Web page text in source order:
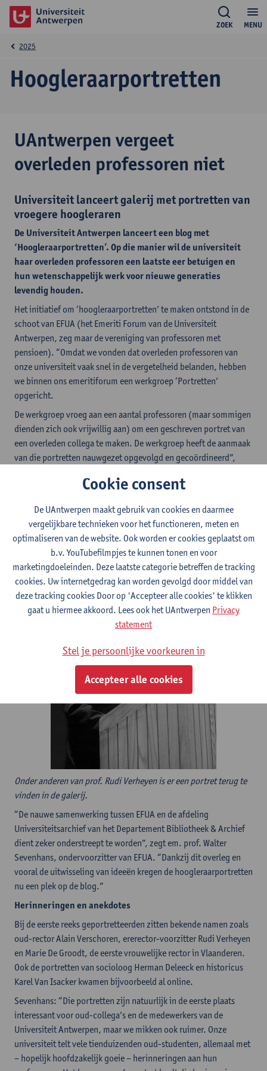
MENU
ZOEK
Hoogleraarportretten
2025
UAntwerpen vergeet
overleden professoren niet
Universiteit lanceert galerij met portretten van
vroegere hoogleraren
De Universiteit Antwerpen lanceert een blog met
‘Hoogleraarportretten’. Op die manier wil de universiteit
haar overleden professoren een laatste eer betuigen en
hun wetenschappelijk werk voor nieuwe generaties
levendig houden.
Het initiatief om ‘hoogleraarportretten’ te maken ontstond in de
schoot van EFUA (het Emeriti Forum van de Universiteit
Antwerpen, zeg maar de vereniging van professoren met
pensioen). “Omdat we vonden dat overleden professoren van
onze universiteit vaak snel in de vergetelheid belanden, hebben
we binnen ons emeritiforum een werkgroep ‘Portretten’
opgericht.
De werkgroep vroeg aan een aantal professoren (maar sommigen
dienden zich ook vrijwillig aan) om een geschreven portret van
een overleden collega te maken. De werkgroep heeft de aanmaak
van die portretten nauwgezet opgevolgd en gecoördineerd”,
Mooie samenwerking
“Dit liep niet altijd meteen van een leien dakje. Toch slaagden we
er met de werkgroep in reeds een vijftigtal portretten aan te
maken. Uiteraard is dit nog maar een begin en we zijn ervan
overtuigd dat, nu we echt gestart zijn, er nog heel wat portretten
moeten en zullen bijkomen.”
Onder anderen van prof. Rudi Verheyen is er een portret terug te
vinden in de galerij.
“De nauwe samenwerking tussen EFUA en de afdeling
Universiteitsarchief van het Departement Bibliotheek & Archief
dient zeker onderstreept te worden”, zegt em. prof. Walter
Sevenhans, ondervoorzitter van EFUA. “Dankzij dit overleg en
vooral de uitwisseling van ideeën kregen de hoogleraarportretten
nu een plek op de blog.”
Herinneringen en anekdotes
Bij de eerste reeks geportretteerden zitten bekende namen zoals
oud-rector Alain Verschoren, ererector-voorzitter Rudi Verheyen
en Marie De Groodt, de eerste vrouwelijke rector in Vlaanderen.
Ook de portretten van socioloog Herman Deleeck en historicus
Karel Van Isacker kwamen bijvoorbeeld al online.
Sevenhans: “Die portretten zijn natuurlijk in de eerste plaats
interessant voor oud-collega’s en de medewerkers van de
Universiteit Antwerpen, maar we mikken ook ruimer. Onze
universiteit telt vele tienduizenden oud-studenten, allemaal met
– hopelijk hoofdzakelijk goeie – herinneringen aan hun
Cookie consent
De UAntwerpen maakt gebruik van cookies en daarmee
vergelijkbare technieken voor het functioneren, meten en
optimaliseren van de website. Ook worden er cookies geplaatst om
b.v. YouTubefilmpjes te kunnen tonen en voor
marketingdoeleinden. Deze laatste categorie betreffen de tracking
cookies. Uw internetgedrag kan worden gevolgd door middel van
deze tracking cookies Door op 'Accepteer alle cookies' te klikken
gaat u hiermee akkoord. Lees ook het UAntwerpen Privacy
statement
Stel je persoonlijke voorkeuren in
Accepteer alle cookies